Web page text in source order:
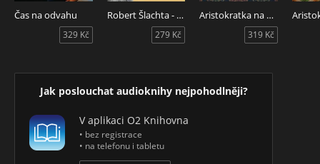
seriál, několik hudebních videoklipů a režírovala i divadelní
představení. V roce 2016 založila hojně navštěvovaný
blog Kecy, kecy, kecičky. Rok na to vyšla stejnojmenná kniha a
následovala neméně úspěšná kniha Hvězdy na cestě. V roce
2022 vydala román Tsunami, který ve stejném roce získal
Audiokniha Čarodějky, autorka Karin Krajčo Babinská, čte
Richard Krajčo.
Čas na odvahu
329 Kč
Robert Šlachta - Třicet let pod přísahou
279 Kč
Aristokratka na smrtelné pohovce
319 Kč
Jak poslouchat audioknihy nejpohodlněji?
V aplikaci O2 Knihovna
• bez registrace
• na telefonu i tabletu